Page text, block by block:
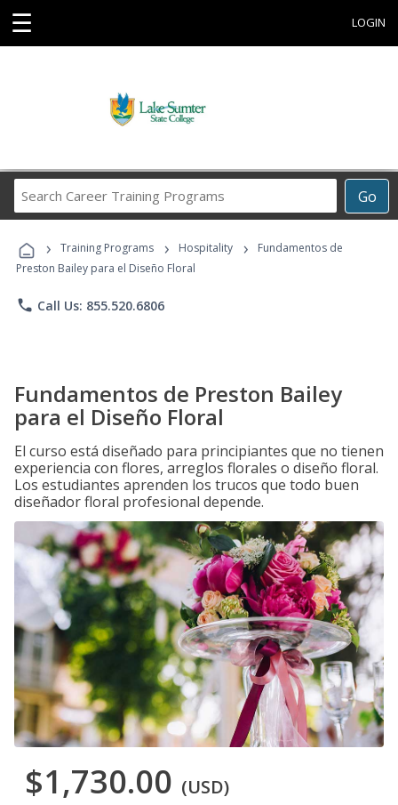
☰ LOGIN
Go
Career
Programs
› Training Programs › Hospitality ›
Fundamentos de
Preston Bailey para el Diseño Floral
phone Call Us: 855.520.6806
Fundamentos de Preston Bailey
para el Diseño Floral
El curso está diseñado para principiantes que no tienen
experiencia con flores, arreglos florales o diseño floral.
Los estudiantes aprenden los trucos que todo buen
diseñador floral profesional depende.
$1,730.00 (USD)